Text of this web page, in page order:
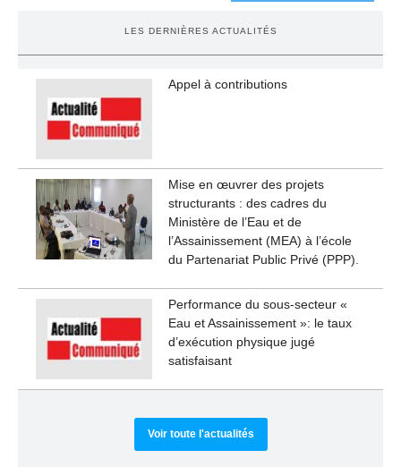
LES DERNIÈRES ACTUALITÉS
Appel à contributions
Mise en œuvrer des projets
structurants : des cadres du
Ministère de l’Eau et de
l’Assainissement (MEA) à l’école
du Partenariat Public Privé (PPP).
Performance du sous-secteur «
Eau et Assainissement »: le taux
d’exécution physique jugé
satisfaisant
Voir toute l'actualités